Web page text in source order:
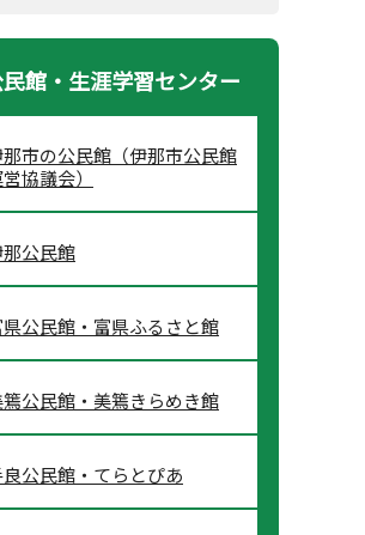
館・生涯学習センター
市の公民館（伊那市公民館
協議会）
公民館
県公民館・富県ふるさと館
公民館・美篶きらめき館
公民館・てらとぴあ